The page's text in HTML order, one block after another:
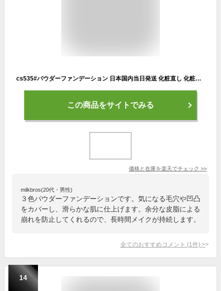
cs535#パウダーファンデーション 日本国内当日発送 化粧直し 化粧崩れ防止 フェースアップパウダー 40代 50代 30代 テカリ防止 ツヤ肌 化粧下地 韓国コスメ 皮脂吸収 カバー力 仕上げ コンシーラー
この商品をサイトでみる
価格と在庫を楽天でチェック >>
milkbros(20代・男性)
３色パウダーファンデーションです。気になる毛穴や凹凸
をカバーし、滑らかな肌に仕上げます。余分な皮脂による
崩れを防止してくれるので、長時間メイクが持続します。
全てのおすすめコメント (1 件) >
14